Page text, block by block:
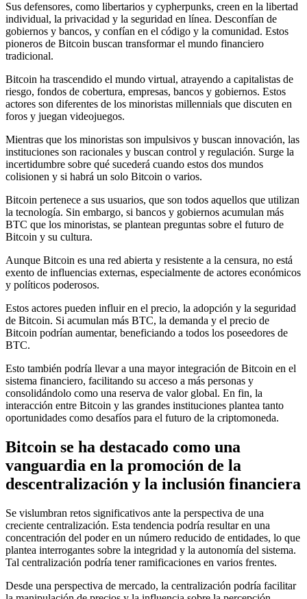
Sus defensores, como libertarios y cypherpunks, creen en la libertad
individual, la privacidad y la seguridad en línea. Desconfían de
gobiernos y bancos, y confían en el código y la comunidad. Estos
pioneros de Bitcoin buscan transformar el mundo financiero
tradicional.
Bitcoin ha trascendido el mundo virtual, atrayendo a capitalistas de
riesgo, fondos de cobertura, empresas, bancos y gobiernos. Estos
actores son diferentes de los minoristas millennials que discuten en
foros y juegan videojuegos.
Mientras que los minoristas son impulsivos y buscan innovación, las
instituciones son racionales y buscan control y regulación. Surge la
incertidumbre sobre qué sucederá cuando estos dos mundos
colisionen y si habrá un solo Bitcoin o varios.
Bitcoin pertenece a sus usuarios, que son todos aquellos que utilizan
la tecnología. Sin embargo, si bancos y gobiernos acumulan más
BTC que los minoristas, se plantean preguntas sobre el futuro de
Bitcoin y su cultura.
Aunque Bitcoin es una red abierta y resistente a la censura, no está
exento de influencias externas, especialmente de actores económicos
y políticos poderosos.
Estos actores pueden influir en el precio, la adopción y la seguridad
de Bitcoin. Si acumulan más BTC, la demanda y el precio de
Bitcoin podrían aumentar, beneficiando a todos los poseedores de
BTC.
Esto también podría llevar a una mayor integración de Bitcoin en el
sistema financiero, facilitando su acceso a más personas y
consolidándolo como una reserva de valor global. En fin, la
interacción entre Bitcoin y las grandes instituciones plantea tanto
oportunidades como desafíos para el futuro de la criptomoneda.
Bitcoin se ha destacado como una
vanguardia en la promoción de la
descentralización y la inclusión financiera
Se vislumbran retos significativos ante la perspectiva de una
creciente centralización. Esta tendencia podría resultar en una
concentración del poder en un número reducido de entidades, lo que
plantea interrogantes sobre la integridad y la autonomía del sistema.
Tal centralización podría tener ramificaciones en varios frentes.
Desde una perspectiva de mercado, la centralización podría facilitar